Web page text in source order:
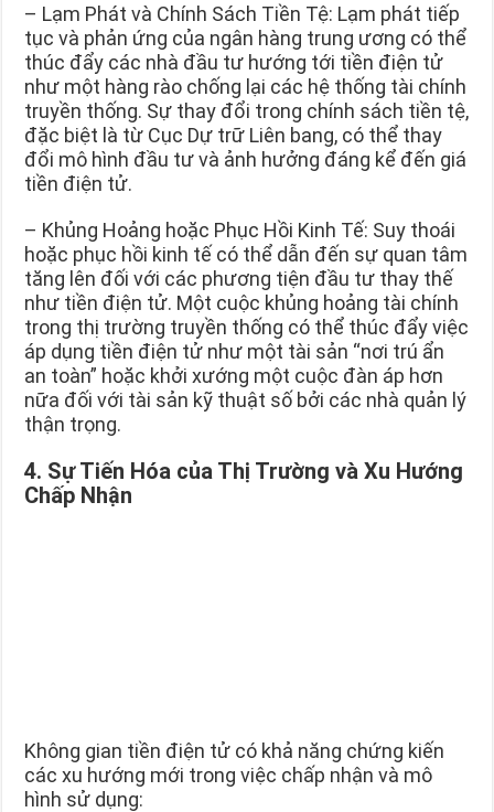
– Lạm Phát và Chính Sách Tiền Tệ: Lạm phát tiếp
tục và phản ứng của ngân hàng trung ương có thể
thúc đẩy các nhà đầu tư hướng tới tiền điện tử
như một hàng rào chống lại các hệ thống tài chính
truyền thống. Sự thay đổi trong chính sách tiền tệ,
đặc biệt là từ Cục Dự trữ Liên bang, có thể thay
đổi mô hình đầu tư và ảnh hưởng đáng kể đến giá
tiền điện tử.
– Khủng Hoảng hoặc Phục Hồi Kinh Tế: Suy thoái
hoặc phục hồi kinh tế có thể dẫn đến sự quan tâm
tăng lên đối với các phương tiện đầu tư thay thế
như tiền điện tử. Một cuộc khủng hoảng tài chính
trong thị trường truyền thống có thể thúc đẩy việc
áp dụng tiền điện tử như một tài sản “nơi trú ẩn
an toàn” hoặc khởi xướng một cuộc đàn áp hơn
nữa đối với tài sản kỹ thuật số bởi các nhà quản lý
thận trọng.
4. Sự Tiến Hóa của Thị Trường và Xu Hướng
Chấp Nhận
Không gian tiền điện tử có khả năng chứng kiến
các xu hướng mới trong việc chấp nhận và mô
hình sử dụng: